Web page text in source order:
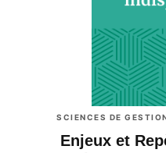
SCIENCES DE
Enjeux et